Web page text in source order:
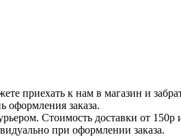
приехать к нам в магазин и
оформления заказа.
Стоимость доставки от 150р
при оформлении заказа.